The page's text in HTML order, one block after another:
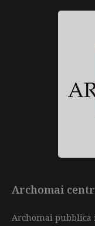
Archomai
Archomai pubblica